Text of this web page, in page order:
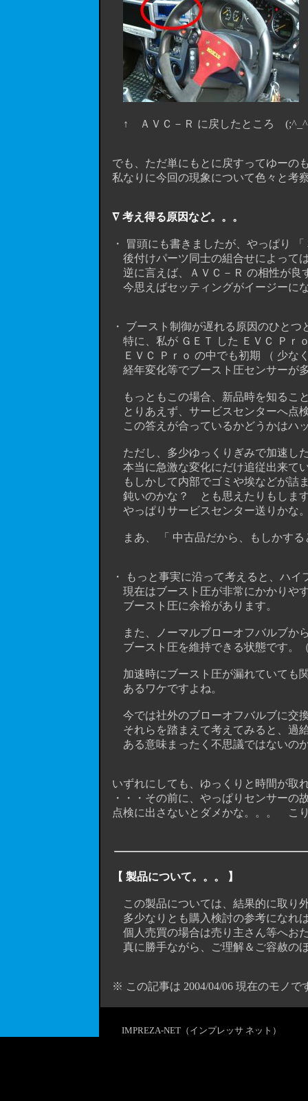
↑ ＡＶＣ－Ｒ に戻したところ
でも、ただ単にもとに戻すってゆーの
私なりに今回の現象について色々と考
∇ 考え得る原因など。。。
・ 冒頭にも書きましたが、やっぱり 「
後付けパーツ同士の組合せによっては
逆に言えば、ＡＶＣ－Ｒ の相性が良
今思えばセッティングがイージーにな
・ ブースト制御が遅れる原因のひとつ
特に、私が ＧＥＴ した ＥＶＣ Ｐｒｏ
ＥＶＣ Ｐｒｏ の中でも初期 （ 少なく
経年変化等でブースト圧センサーが多
もっともこの場合、新品時を知ること
とりあえず、サービスセンターへ点検
この答えが合っているかどうかはハ
ただし、多少ゆっくりぎみで加速した
本当に急激な変化にだけ追従出来て
もしかして内部でゴミや埃などが詰ま
鈍いのかな？ とも思えたりもします
やっぱりサービスセンター送りかな
まあ、 「 中古品だから、もしかする
・ もっと事実に沿って考えると、ハイ
現在はブースト圧が非常にかかりやす
ブースト圧に余裕があります。
また、ノーマルブローオフバルブから
ブースト圧を維持できる状態です。
加速時にブースト圧が漏れていても関
あるワケですよね。
今では社外のブローオフバルブに交換
それらを踏まえて考えてみると、過給
ある意味まったく不思議ではないの
いずれにしても、ゆっくりと時間が取
・・・その前に、やっぱりセンサーの
点検に出さないとダメかな。。。 こ
【 製品について。。。 】
この製品については、結果的に取り外
多少なりとも購入検討の参考になれば
個人売買の場合は売り主さん等へおた
真に勝手ながら、ご理解＆ご容赦の
※ この記事は 2004/04/06 現在のモノで
IMPREZA-NET（インプレッサ ネット）